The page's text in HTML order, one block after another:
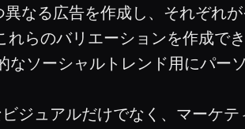
なる広告を作成し、それぞれ
らのバリエーションを作成で
ソーシャルトレンド用にパー
ジュアルだけでなく、マーケテ